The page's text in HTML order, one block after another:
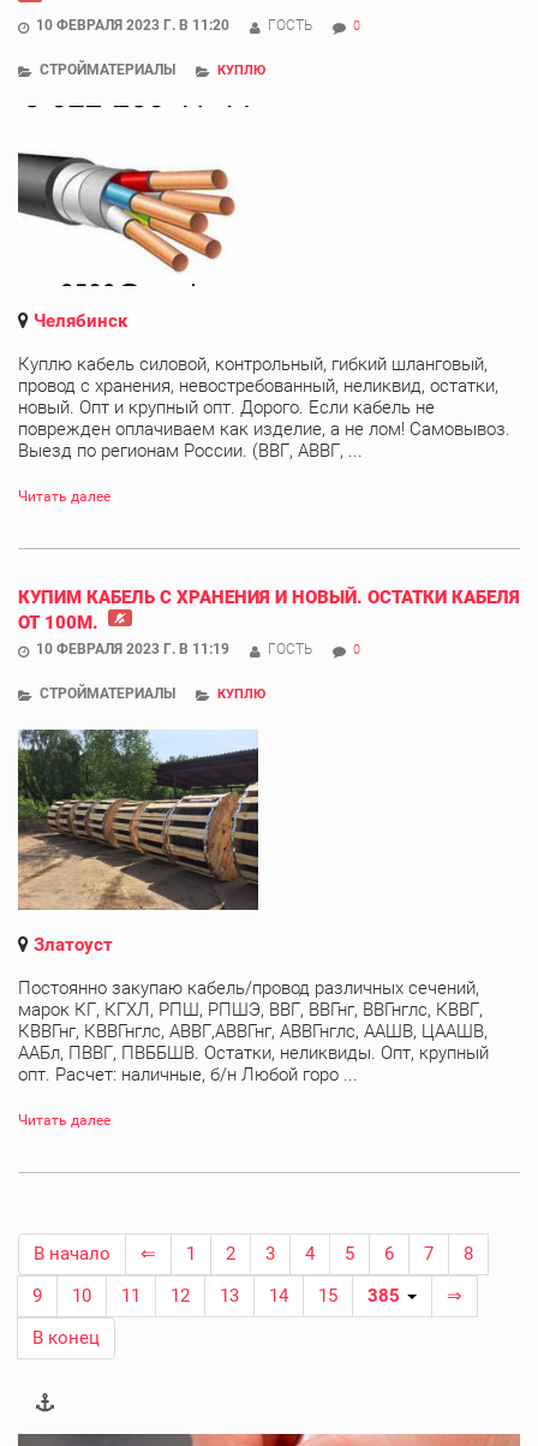
10 ФЕВРАЛЯ 2023 Г. В 11:20 ГОСТЬ 0
СТРОЙМАТЕРИАЛЫ КУПЛЮ
Челябинск
Куплю кабель силовой, контрольный, гибкий шланговый,
провод с хранения, невостребованный, неликвид, остатки,
новый. Опт и крупный опт. Дорого. Если кабель не
поврежден оплачиваем как изделие, а не лом! Самовывоз.
Выезд по регионам России. (ВВГ, АВВГ, ...
Читать далее
КУПИМ КАБЕЛЬ С ХРАНЕНИЯ И НОВЫЙ. ОСТАТКИ КАБЕЛЯ
ОТ 100М.
10 ФЕВРАЛЯ 2023 Г. В 11:19 ГОСТЬ 0
СТРОЙМАТЕРИАЛЫ КУПЛЮ
Златоуст
Постоянно закупаю кабель/провод различных сечений,
марок КГ, КГХЛ, РПШ, РПШЭ, ВВГ, ВВГнг, ВВГнглс, КВВГ,
КВВГнг, КВВГнглс, АВВГ,АВВГнг, АВВГнглс, ААШВ, ЦААШВ,
ААБл, ПВВГ, ПВББШВ. Остатки, неликвиды. Опт, крупный
опт. Расчет: наличные, б/н Любой горо ...
Читать далее
В начало ⇐ 1 2 3 4 5 6 7
8
9
10 11 12 13 14 15 385
⇒
В конец